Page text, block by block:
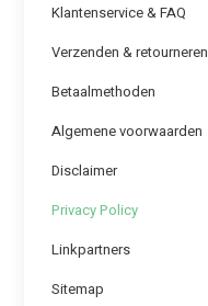
Klantenservice & FAQ
Verzenden & retourneren
Betaalmethoden
Algemene voorwaarden
Disclaimer
Privacy Policy
Linkpartners
Sitemap